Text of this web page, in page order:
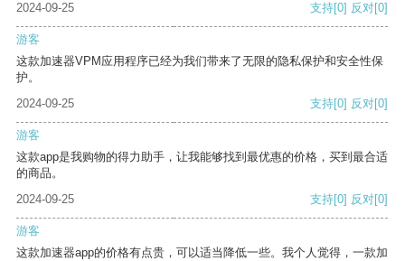
2024-09-25 支持[0] 反对[0]
游客
这款加速器VPM应用程序已经为我们带来了无限的隐私保护和安全性保
护。
2024-09-25
支持[0] 反对[0]
游客
这款app是我购物的得力助手，让我能够找到最优惠的价格，买到最合适
的商品。
2024-09-25
支持[0] 反对[0]
游客
这款加速器app的价格有点贵，可以适当降低一些。我个人觉得，一款加